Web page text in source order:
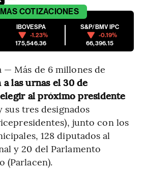
COTIZACIONES
IBOVESPA
-1.23%
175,546.36
S&P/BMV IPC
-0.19%
66,396.15
— Más de 6 millones de
a las urnas el 30 de
al próximo presidente
sus tres designados
junto con los
128 diputados al
y 20 del Parlamento
(Parlacen).